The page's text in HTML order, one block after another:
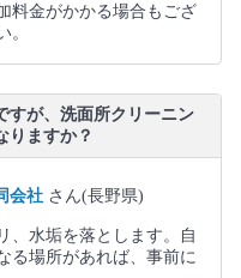
料金がかかる場合もござ
。
すが、洗面所クリーニン
りますか？
会社 さん(長野県)
、水垢を落とします。自
る場所があれば、事前に